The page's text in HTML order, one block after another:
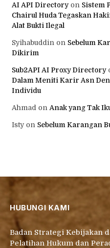
AI API Directoryon Sistem
Chairul Huda Tegaskan
Alat Bukti Ilegal
Syihabuddin on Sebelum
Dikirim
Sub2API AI Proxy Directory
Dalam Meniti Karir Asn
Individu
Ahmad on Anak yang Tak
Istyon Sebelum Karangan
HUBUNGI KAMI
Badan Strategi Kebijakan
Pelatihan Hukum dan